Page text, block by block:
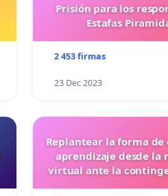
Prisión para los
Estafas
2 453 firmas
23 Dec 2023
Replantear la forma de
aprendizaje desde la
virtual ante la